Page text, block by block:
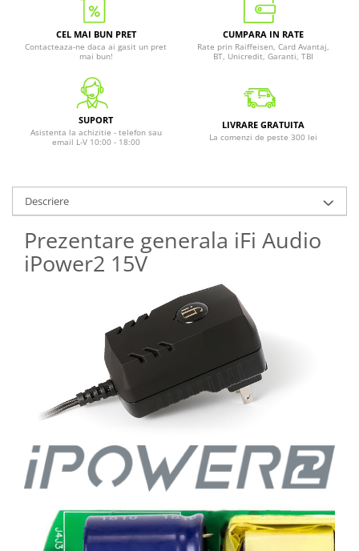
CEL MAI BUN PRET
Contacteaza-ne daca ai gasit un pret
mai bun!
CUMPARA IN RATE
Rate prin Raiffeisen, Card Avantaj,
BT, Unicredit, Garanti, TBI
SUPORT
Asistenta la achizitie - telefon sau
email L-V 10:00 - 18:00
LIVRARE GRATUITA
La comenzi de peste 300 lei
Descriere
Prezentare generala iFi Audio
iPower2 15V